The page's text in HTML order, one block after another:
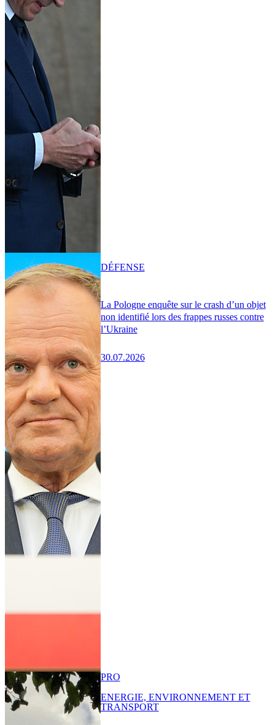
La Pologne enquête sur le crash d’un objet
non identifié lors des frappes russes contre
l’Ukraine
30.07.2026
DÉFENSE
PRO
ENERGIE, ENVIRONNEMENT ET
TRANSPORT